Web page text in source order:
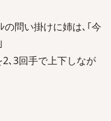
の問い掛けに姉は､｢今
､3回手で上下しなが